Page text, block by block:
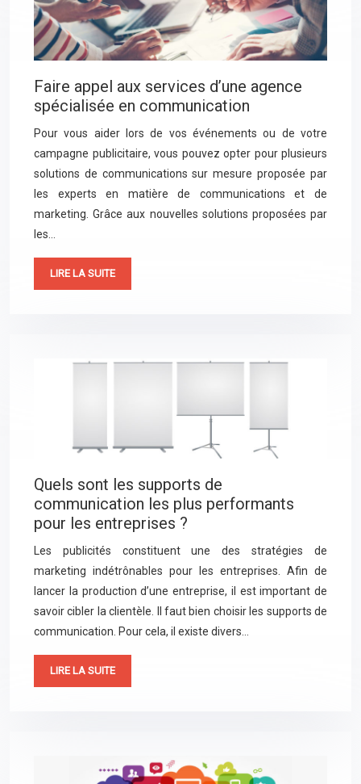
Faire appel aux services d’une agence
spécialisée en communication
Pour vous aider lors de vos événements ou de votre
campagne publicitaire, vous pouvez opter pour plusieurs
solutions de communications sur mesure proposée par
les experts en matière de communications et de
marketing. Grâce aux nouvelles solutions proposées par
les…
LIRE LA SUITE
Quels sont les supports de
communication les plus performants
pour les entreprises ?
Les publicités constituent une des stratégies de
marketing indétrônables pour les entreprises. Afin de
lancer la production d’une entreprise, il est important de
savoir cibler la clientèle. Il faut bien choisir les supports de
communication. Pour cela, il existe divers…
LIRE LA SUITE